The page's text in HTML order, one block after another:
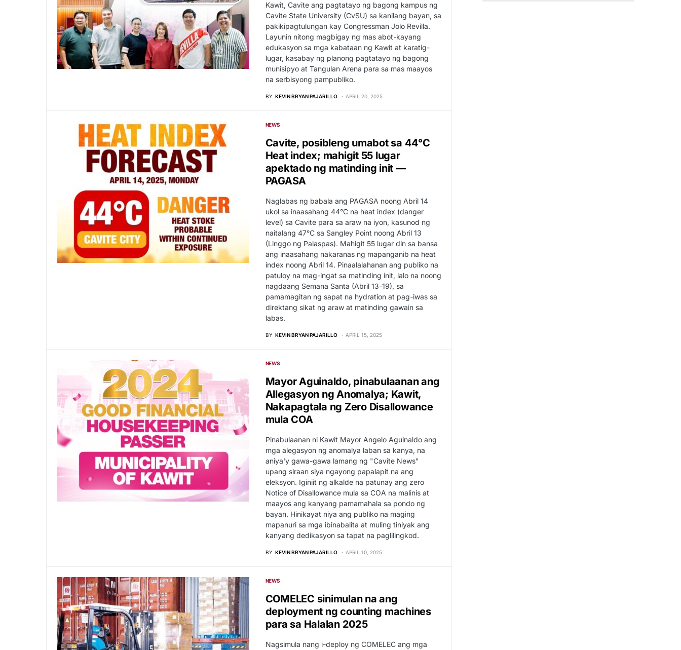
Kawit, Cavite ang pagtatayo ng bagong kampus ng
Cavite State University (CvSU) sa kanilang bayan, sa
pakikipagtulungan kay Congressman Jolo Revilla.
Layunin nitong magbigay ng mas abot-kayang
edukasyon sa mga kabataan ng Kawit at karatig-
lugar, kasabay ng planong pagtatayo ng bagong
munisipyo at Tangulan Arena para sa mas maayos
na serbisyong pampubliko.
BY KEVIN BRYAN PAJARILLO APRIL 20, 2025
NEWS
Cavite, posibleng umabot sa 44°C
Heat index; mahigit 55 lugar
apektado ng matinding init —
PAGASA
Naglabas ng babala ang PAGASA noong Abril 14
ukol sa inaasahang 44°C na heat index (danger
level) sa Cavite para sa araw na iyon, kasunod ng
naitalang 47°C sa Sangley Point noong Abril 13
(Linggo ng Palaspas). Mahigit 55 lugar din sa bansa
ang inaasahang nakaranas ng mapanganib na heat
index noong Abril 14. Pinaalalahanan ang publiko na
patuloy na mag-ingat sa matinding init, lalo na noong
nagdaang Semana Santa (Abril 13-19), sa
pamamagitan ng sapat na hydration at pag-iwas sa
direktang sikat ng araw at matinding gawain sa
labas.
BY KEVIN BRYAN PAJARILLO APRIL 15, 2025
NEWS
Mayor Aguinaldo, pinabulaanan ang
Allegasyon ng Anomalya; Kawit,
Nakapagtala ng Zero Disallowance
mula COA
Pinabulaanan ni Kawit Mayor Angelo Aguinaldo ang
mga alegasyon ng anomalya laban sa kanya, na
aniya'y gawa-gawa lamang ng "Cavite News"
upang siraan siya ngayong papalapit na ang
eleksyon. Iginiit ng alkalde na patunay ang zero
Notice of Disallowance mula sa COA na malinis at
maayos ang kanyang pamamahala sa pondo ng
bayan. Hinikayat niya ang publiko na maging
mapanuri sa mga ibinabalita at muling tiniyak ang
kanyang dedikasyon sa tapat na paglilingkod.
BY KEVIN BRYAN PAJARILLO APRIL 10, 2025
NEWS
COMELEC sinimulan na ang
deployment ng counting machines
para sa Halalan 2025
Nagsimula nang i-deploy ng COMELEC ang mga